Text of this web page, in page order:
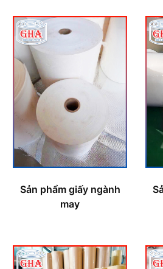
Sản phẩm giấy ngành
may